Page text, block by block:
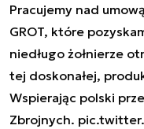
Pracujemy nad
GROT, które
niedługo żołnierze
tej doskonałej,
Wspierając polski
Zbrojnych.